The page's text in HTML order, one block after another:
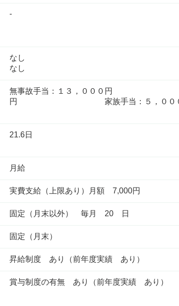
-
なし
なし
無事故手当：１３，０００
円 家族手当：５，０００
21.6日
月給
実費支給（上限あり）月額 7,000円
固定（月末以外） 毎月 20 日
固定（月末）
昇給制度 あり（前年度実績 あり）
賞与制度の有無 あり（前年度実績 あり）